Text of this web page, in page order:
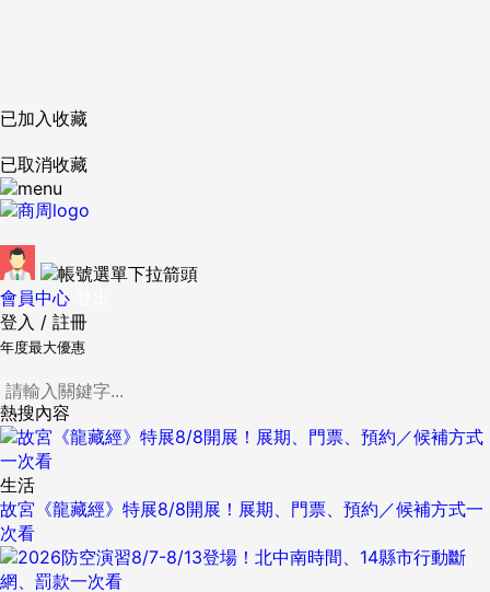
已加入收藏
已取消收藏
會員中心
登入 / 註冊
年度最大優惠
熱搜內容
生活
故宮《龍藏經》特展8/8開展！展期、門票、預約／候補方式一
次看